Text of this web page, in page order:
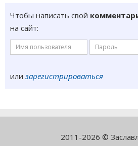
Чтобы написать свой
на сайт:
или зарегистрироваться
2011-2026 ©